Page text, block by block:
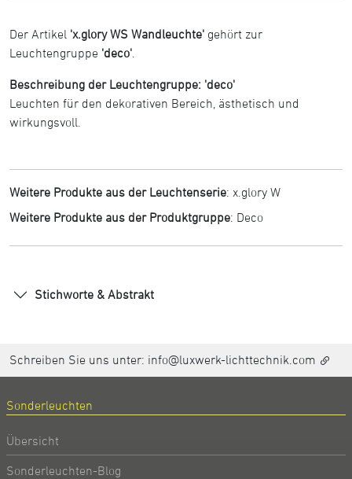
Der Artikel 'x.glory WS Wandleuchte' gehört zur
Leuchtengruppe 'deco'
Beschreibung der Leuchtengruppe: 'deco'
Leuchten für den dekorativen Bereich, ästhetisch und
wirkungsvoll.
Weitere Produkte aus der Leuchtenserie: x.glory W
Weitere Produkte aus der Produktgruppe: Deco
Stichworte & Abstrakt
Schreiben Sie uns unter: info@luxwerk-lichttechnik.com
Sonderleuchten
Übersicht
Sonderleuchten-Blog